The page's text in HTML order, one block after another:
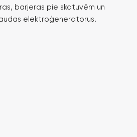
barjeras pie skatuvēm un
elektroģeneratorus.